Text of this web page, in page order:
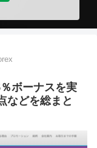
ボーナスを実
などを総まと